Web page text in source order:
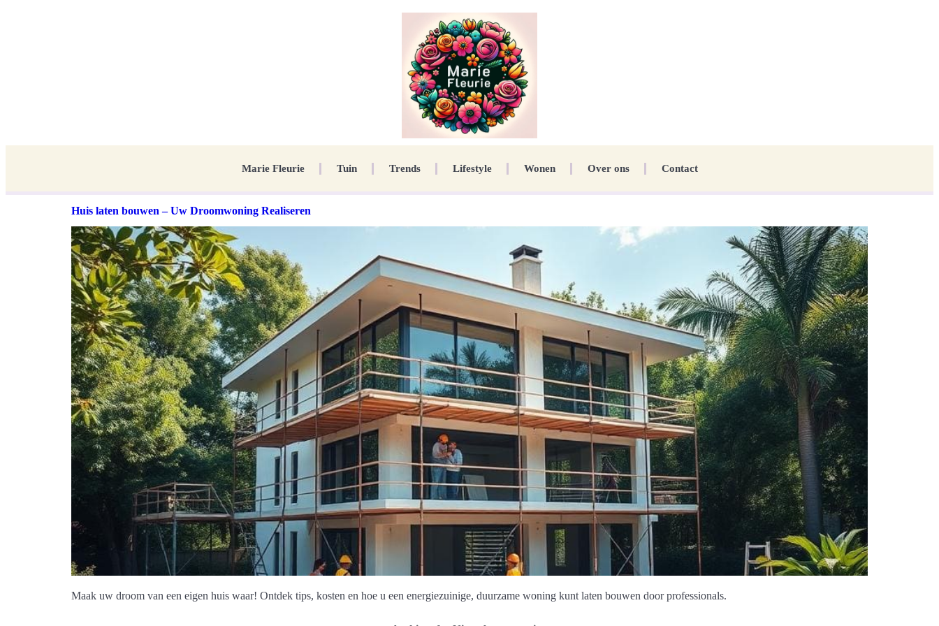
Marie Fleurie Tuin Trends Lifestyle Wonen Over ons Contact
Huis laten bouwen – Uw Droomwoning Realiseren
Maak uw droom van een eigen huis waar! Ontdek tips, kosten en hoe u een energiezuinige, duurzame woning kunt laten bouwen door professionals.